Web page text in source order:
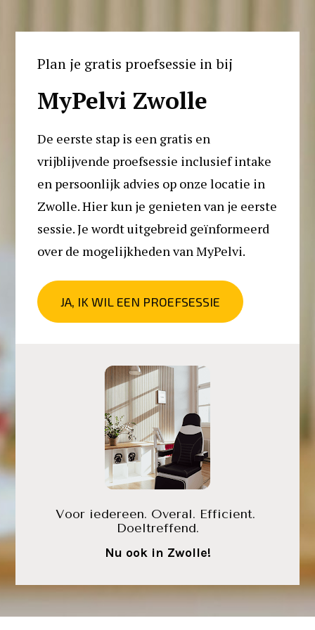
Plan je gratis proefsessie in bij
MyPelvi Zwolle
De eerste stap is een gratis en
vrijblijvende proefsessie inclusief intake
en persoonlijk advies op onze locatie in
Zwolle. Hier kun je genieten van je eerste
sessie. Je wordt uitgebreid geïnformeerd
over de mogelijkheden van MyPelvi.
JA, IK WIL EEN PROEFSESSIE
Voor iedereen. Overal. Efficient.
Doeltreffend.
Nu ook in Zwolle!